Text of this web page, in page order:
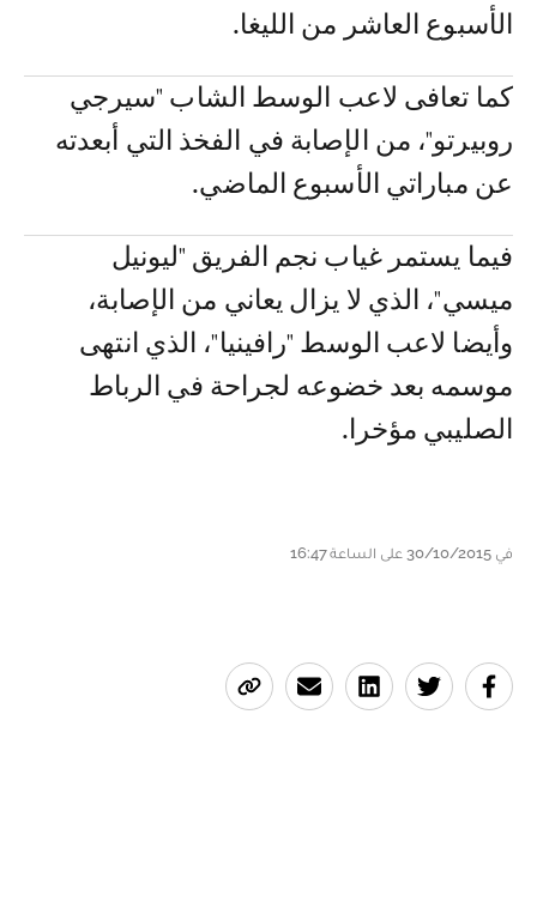
الأسبوع العاشر من الليغا.
كما تعافى لاعب الوسط الشاب "سيرجي
روبيرتو"، من الإصابة في الفخذ التي أبعدته
عن مباراتي الأسبوع الماضي.
فيما يستمر غياب نجم الفريق "ليونيل
ميسي"، الذي لا يزال يعاني من الإصابة،
وأيضا لاعب الوسط "رافينيا"، الذي انتهى
موسمه بعد خضوعه لجراحة في الرباط
الصليبي مؤخرا.
في 30/10/2015 على الساعة 16:47